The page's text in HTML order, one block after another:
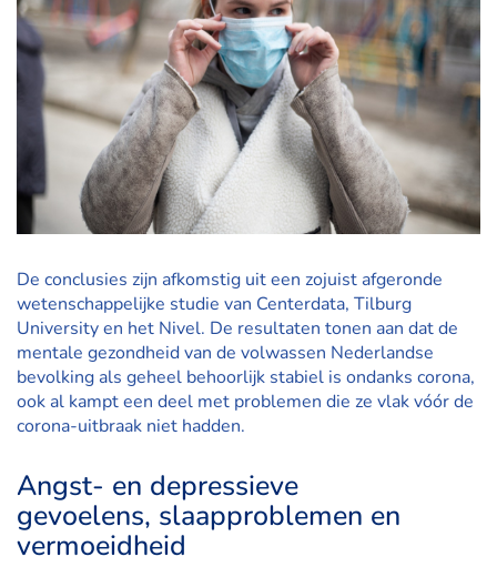
De conclusies zijn afkomstig uit een zojuist afgeronde
wetenschappelijke studie van Centerdata, Tilburg
University en het Nivel. De resultaten tonen aan dat de
mentale gezondheid van de volwassen Nederlandse
bevolking als geheel behoorlijk stabiel is ondanks corona,
ook al kampt een deel met problemen die ze vlak vóór de
corona-uitbraak niet hadden.
Angst- en depressieve
gevoelens, slaapproblemen en
vermoeidheid